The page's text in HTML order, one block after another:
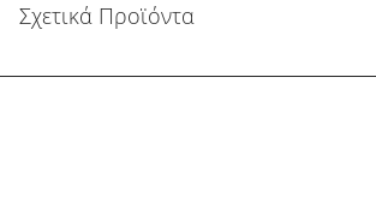
Σχετικά Προϊόντα